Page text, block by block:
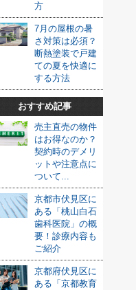
方
7月の屋根の暑
さ対策は必須？
断熱塗装で戸建
ての夏を快適に
する方法
おすすめ記事
売主直売の物件
はお得なのか？
契約時のデメリ
ットや注意点に
ついて...
京都市伏見区に
ある「桃山白石
歯科医院」の概
要！診療内容も
ご紹介
京都府伏見区に
ある「京都教育